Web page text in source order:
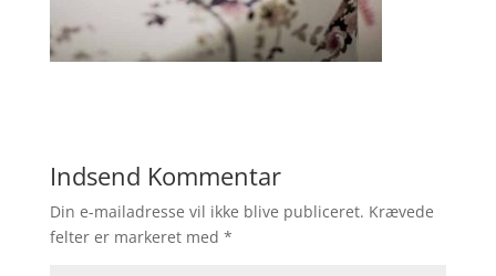
Indsend Kommentar
Din e-mailadresse vil ikke blive publiceret. Krævede
felter er markeret med *